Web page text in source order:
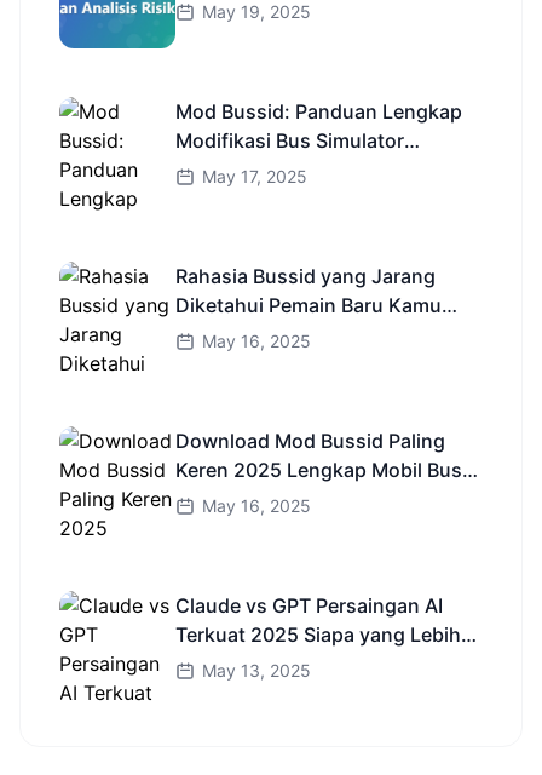
May 19, 2025
Mod Bussid: Panduan Lengkap
Modifikasi Bus Simulator
Indonesia
May 17, 2025
Rahasia Bussid yang Jarang
Diketahui Pemain Baru Kamu
Wajib Coba!
May 16, 2025
Download Mod Bussid Paling
Keren 2025 Lengkap Mobil Bus
dan Truk HD
May 16, 2025
Claude vs GPT Persaingan AI
Terkuat 2025 Siapa yang Lebih
Cerdas?
May 13, 2025